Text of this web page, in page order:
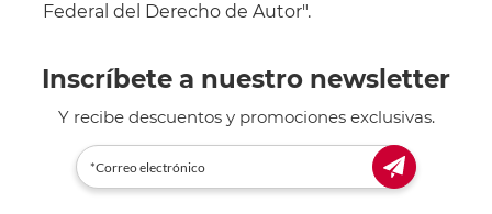
Federal del Derecho de Autor".
Inscríbete a nuestro newsletter
Y recibe descuentos y promociones exclusivas.